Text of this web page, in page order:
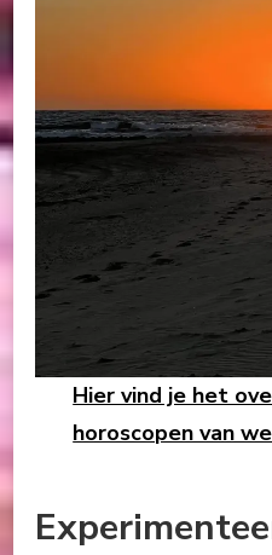
Hier vind je het
horoscopen van